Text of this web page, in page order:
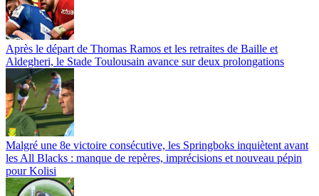
Après le départ de Thomas Ramos et les retraites de Baille et
Aldegheri, le Stade Toulousain avance sur deux prolongations
Malgré une 8e victoire consécutive, les Springboks inquiètent avant
les All Blacks : manque de repères, imprécisions et nouveau pépin
pour Kolisi